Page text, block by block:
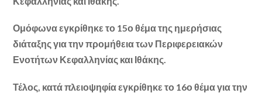
Ομόφωνα εγκρίθηκε το 15ο θέμα της ημερήσιας
διάταξης για την προμήθεια των Περιφερειακών
Ενοτήτων Κεφαλληνίας και Ιθάκης.
Τέλος, κατά πλειοψηφία εγκρίθηκε το 16ο θέμα για την